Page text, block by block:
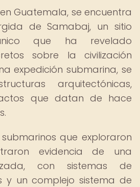
Guatemala, se encuentra
de Samabaj, un sitio
que ha revelado
sobre la civilización
expedición submarina, se
arquitectónicas,
que datan de hace
que exploraron
evidencia de una
con sistemas de
y un complejo sistema de